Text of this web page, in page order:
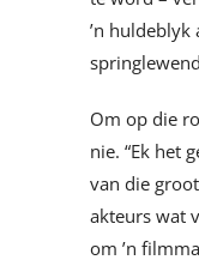
’n
Om op die
nie. “Ek het
van die
akteurs wat
om ’n